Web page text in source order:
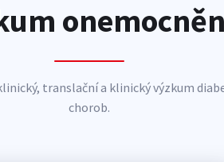
translační a klinický výzkum
chorob.